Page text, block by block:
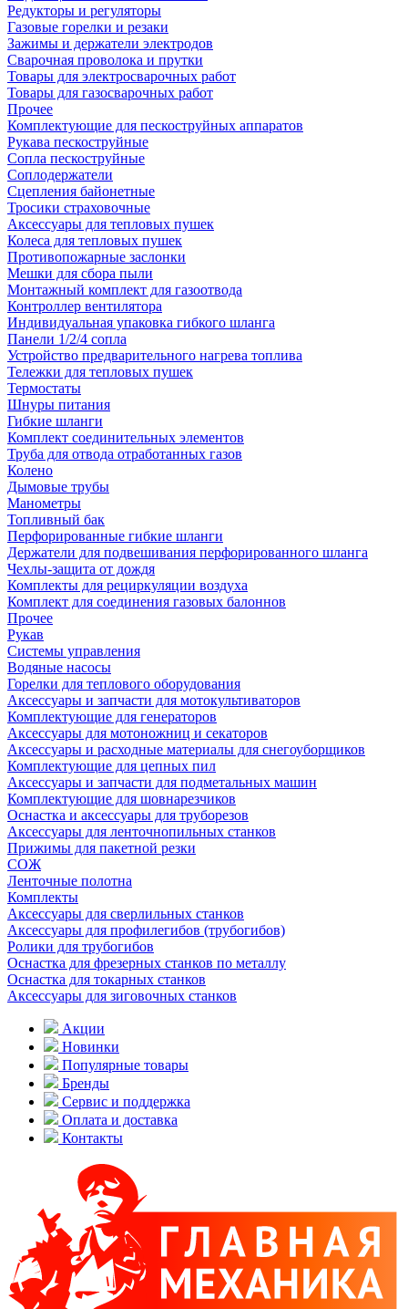
Редукторы и регуляторы
Газовые горелки и резаки
Зажимы и держатели электродов
Сварочная проволока и прутки
Товары для электросварочных работ
Товары для газосварочных работ
Прочее
Комплектующие для пескоструйных аппаратов
Рукава пескоструйные
Сопла пескоструйные
Соплодержатели
Сцепления байонетные
Тросики страховочные
Аксессуары для тепловых пушек
Колеса для тепловых пушек
Противопожарные заслонки
Мешки для сбора пыли
Монтажный комплект для газоотвода
Контроллер вентилятора
Индивидуальная упаковка гибкого шланга
Панели 1/2/4 сопла
Устройство предварительного нагрева топлива
Тележки для тепловых пушек
Термостаты
Шнуры питания
Гибкие шланги
Комплект соединительных элементов
Труба для отвода отработанных газов
Колено
Дымовые трубы
Манометры
Топливный бак
Перфорированные гибкие шланги
Держатели для подвешивания перфорированного шланга
Чехлы-защита от дождя
Комплекты для рециркуляции воздуха
Комплект для соединения газовых балоннов
Прочее
Рукав
Системы управления
Водяные насосы
Горелки для теплового оборудования
Аксессуары и запчасти для мотокультиваторов
Комплектующие для генераторов
Аксессуары для мотоножниц и секаторов
Аксессуары и расходные материалы для снегоуборщиков
Комплектующие для цепных пил
Аксессуары и запчасти для подметальных машин
Комплектующие для шовнарезчиков
Оснастка и аксессуары для труборезов
Аксессуары для ленточнопильных станков
Прижимы для пакетной резки
СОЖ
Ленточные полотна
Комплекты
Аксессуары для сверлильных станков
Аксессуары для профилегибов (трубогибов)
Ролики для трубогибов
Оснастка для фрезерных станков по металлу
Оснастка для токарных станков
Аксессуары для зиговочных станков
Акции
Новинки
Популярные товары
Бренды
Сервис и поддержка
Оплата и доставка
Контакты